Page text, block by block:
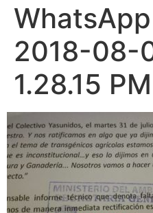
2018-08-
1.28.15 PM